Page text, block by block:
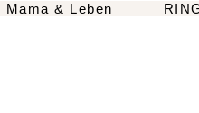
Mama & Leben